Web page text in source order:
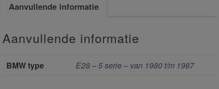
Aanvullende informatie
Aanvullende informatie
BMW type E28 – 5 serie – van 1980 t/m 1987